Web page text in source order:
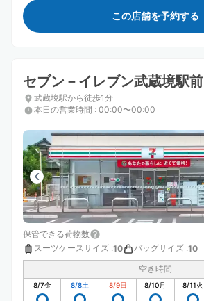
この店舗を予約する
セブン－イレブン武蔵境駅前
武蔵境駅から徒歩1分
本日の営業時間 : 00:00〜00:00
保管できる荷物数
スーツケースサイズ :10 バッグサイズ :10
空き時間
8/7金 8/8土 8/9日 8/10月 8/11火